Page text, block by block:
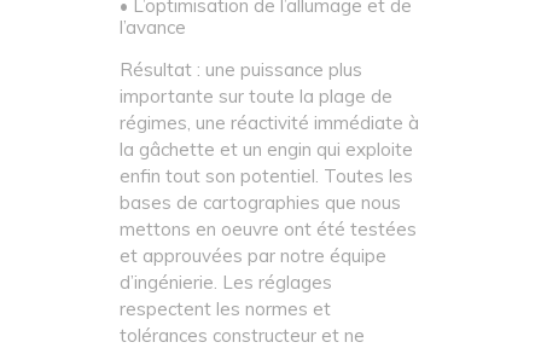
• L’optimisation de l’allumage et de
l’avance
Résultat : une puissance plus
importante sur toute la plage de
régimes, une réactivité immédiate à
la gâchette et un engin qui exploite
enfin tout son potentiel. Toutes les
bases de cartographies que nous
mettons en oeuvre ont été testées
et approuvées par notre équipe
d’ingénierie. Les réglages
respectent les normes et
tolérances constructeur et ne